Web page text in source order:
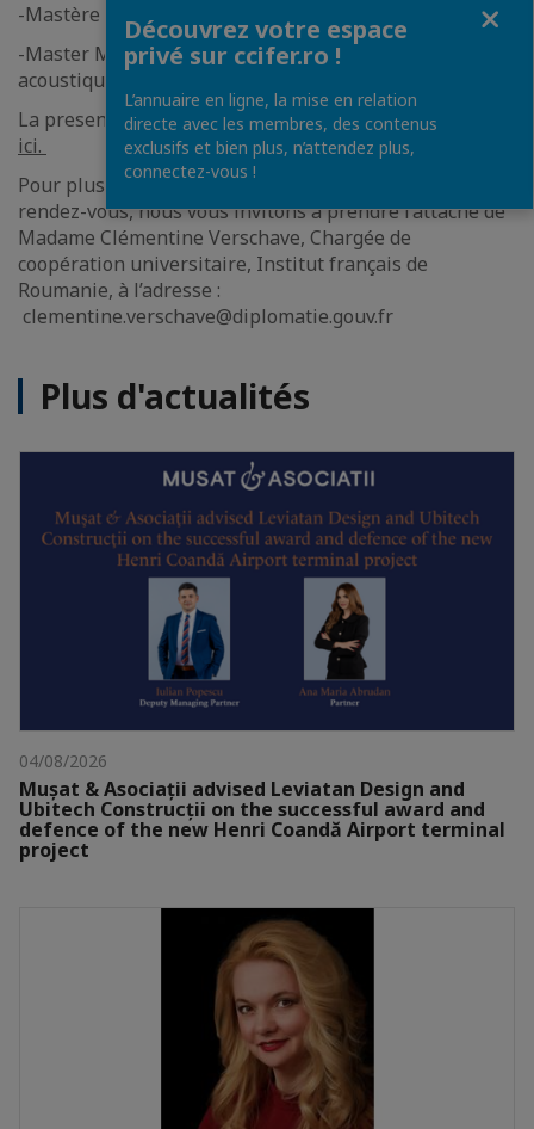
-Mastère spécialisé en Comptabilité, Contrôle, Audit
-Master Mécanique, énergétique, génie civil et
acoustique (spécialité Génie civil et construction)
La presentation detaillée du program peut etre trouvée
ici.
Pour plus d’information et une éventuelle prise de
rendez-vous, nous vous invitons à prendre l’attache de
Madame Clémentine Verschave, Chargée de
coopération universitaire, Institut français de
Roumanie, à l’adresse :
clementine.verschave@diplomatie.gouv.fr
Plus d'actualités
04/08/2026
Mușat & Asociații advised Leviatan Design and
Ubitech Construcții on the successful award and
defence of the new Henri Coandă Airport terminal
project
Découvrez votre espace
privé sur ccifer.ro !
L’annuaire en ligne, la mise en relation
directe avec les membres, des contenus
exclusifs et bien plus, n’attendez plus,
connectez-vous !